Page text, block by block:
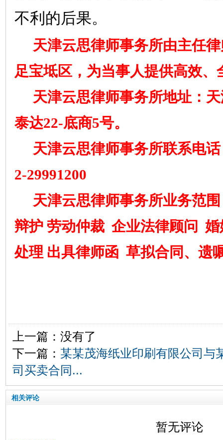
不利的后果。
天津云思律师事务所由主任
足宝坻区，为当事人提供高效、
天津云思律师事务所地址：
泰达22-底商5号。
天津云思律师事务所联系电
2-29991200
天津云思律师事务所业务范
辩护 劳动仲裁 企业法律顾问 婚
处理 出具律师函 草拟合同、遗
上一篇：没有了
下一篇： 某某茂海纸业印刷有限公司与
司买卖合同...
相关评论
暂无评论